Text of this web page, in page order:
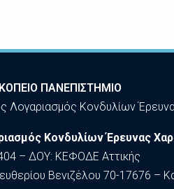
ΠΑΝΕΠΙΣΤΗΜΙΟ
Λογαριασμός Κονδυλίων
Κονδυλίων Έρευνας
– ΔΟΥ: ΚΕΦΟΔΕ Αττικής
Βενιζέλου 70-17676 –